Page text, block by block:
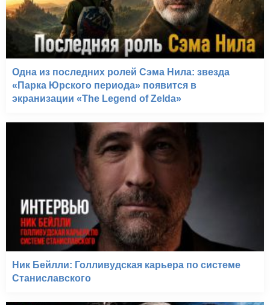
Одна из последних ролей Сэма Нила: звезда
«Парка Юрского периода» появится в
экранизации «The Legend of Zelda»
Ник Бейлли: Голливудская карьера по системе
Станиславского